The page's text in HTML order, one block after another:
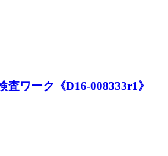
ワーク《D16-008333r1》